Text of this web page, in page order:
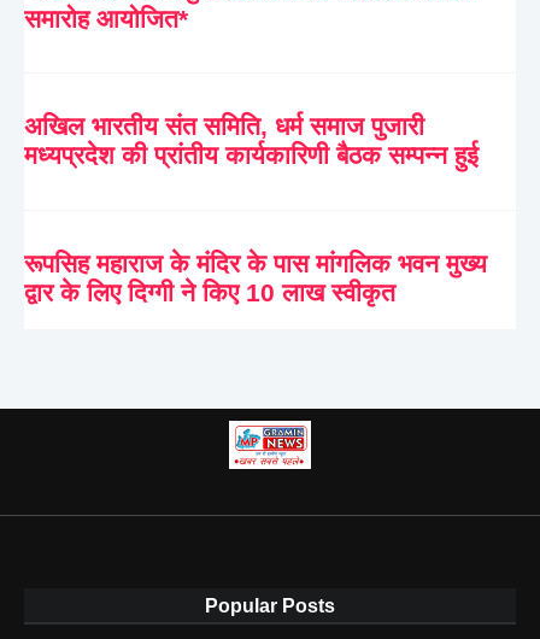
समारोह आयोजित*
अखिल भारतीय संत समिति, धर्म समाज पुजारी
मध्यप्रदेश की प्रांतीय कार्यकारिणी बैठक सम्पन्न हुई
रूपसिह महाराज के मंदिर के पास मांगलिक भवन मुख्य
द्वार के लिए दिग्गी ने किए 10 लाख स्वीकृत
Popular Posts